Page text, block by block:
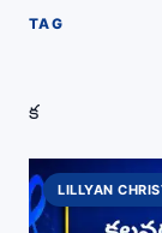
TAG
క
LILLYAN